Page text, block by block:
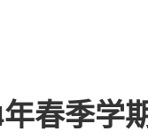
春季学